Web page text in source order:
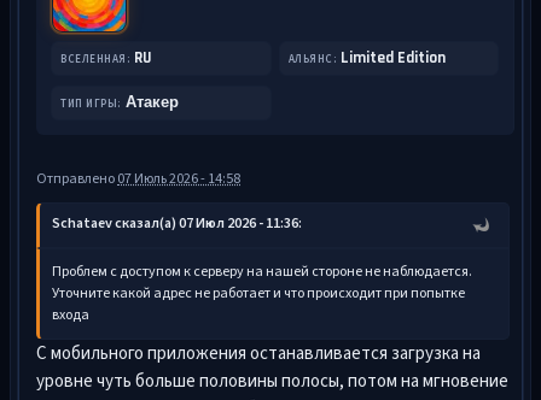
ВСЕЛЕННАЯ: RU АЛЬЯНС: Limited Edition
ТИП ИГРЫ: Атакер
Отправлено07 Июль 2026 - 14:58
Schataev сказал(а) 07 Июл 2026 - 11:36:
Проблем с доступом к серверу на нашей стороне не наблюдается.
Уточните какой адрес не работает и что происходит при попытке
входа
С мобильного приложения останавливается загрузка на
уровне чуть больше половины полосы, потом на мгновение